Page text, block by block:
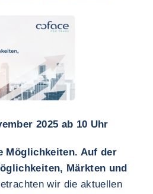
2025 ab 10 Uhr
Möglichkeiten. Auf der
Märkten und
wir die aktuellen